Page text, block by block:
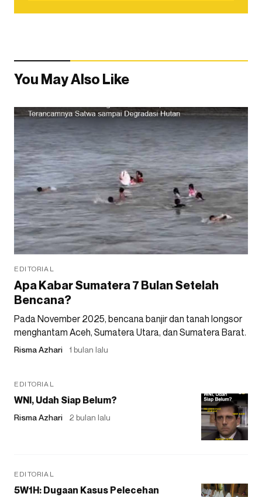
You May Also Like
EDITORIAL
Apa Kabar Sumatera 7 Bulan Setelah
Bencana?
Pada November 2025, bencana banjir dan tanah longsor
menghantam Aceh, Sumatera Utara, dan Sumatera Barat.
Risma Azhari 1 bulan lalu
EDITORIAL
WNI, Udah Siap Belum?
Risma Azhari 2 bulan lalu
EDITORIAL
5W1H: Dugaan Kasus Pelecehan